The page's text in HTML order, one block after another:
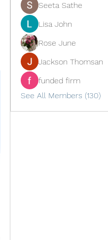
Seeta Sathe
Lisa John
Rose June
Jackson Thomsan
funded firm
See All Members (130)